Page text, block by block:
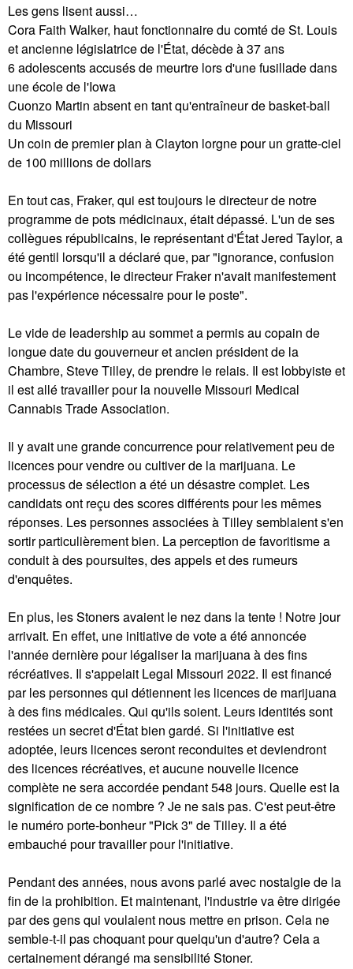
Les gens lisent aussi…
Cora Faith Walker, haut fonctionnaire du comté de St. Louis
et ancienne législatrice de l'État, décède à 37 ans
6 adolescents accusés de meurtre lors d'une fusillade dans
une école de l'Iowa
Cuonzo Martin absent en tant qu'entraîneur de basket-ball
du Missouri
Un coin de premier plan à Clayton lorgne pour un gratte-ciel
de 100 millions de dollars
En tout cas, Fraker, qui est toujours le directeur de notre
programme de pots médicinaux, était dépassé. L'un de ses
collègues républicains, le représentant d'État Jered Taylor, a
été gentil lorsqu'il a déclaré que, par "ignorance, confusion
ou incompétence, le directeur Fraker n'avait manifestement
pas l'expérience nécessaire pour le poste".
Le vide de leadership au sommet a permis au copain de
longue date du gouverneur et ancien président de la
Chambre, Steve Tilley, de prendre le relais. Il est lobbyiste et
il est allé travailler pour la nouvelle Missouri Medical
Cannabis Trade Association.
Il y avait une grande concurrence pour relativement peu de
licences pour vendre ou cultiver de la marijuana. Le
processus de sélection a été un désastre complet. Les
candidats ont reçu des scores différents pour les mêmes
réponses. Les personnes associées à Tilley semblaient s'en
sortir particulièrement bien. La perception de favoritisme a
conduit à des poursuites, des appels et des rumeurs
d'enquêtes.
En plus, les Stoners avaient le nez dans la tente ! Notre jour
arrivait. En effet, une initiative de vote a été annoncée
l'année dernière pour légaliser la marijuana à des fins
récréatives. Il s'appelait Legal Missouri 2022. Il est financé
par les personnes qui détiennent les licences de marijuana
à des fins médicales. Qui qu'ils soient. Leurs identités sont
restées un secret d'État bien gardé. Si l'initiative est
adoptée, leurs licences seront reconduites et deviendront
des licences récréatives, et aucune nouvelle licence
complète ne sera accordée pendant 548 jours. Quelle est la
signification de ce nombre ? Je ne sais pas. C'est peut-être
le numéro porte-bonheur "Pick 3" de Tilley. Il a été
embauché pour travailler pour l'initiative.
Pendant des années, nous avons parlé avec nostalgie de la
fin de la prohibition. Et maintenant, l'industrie va être dirigée
par des gens qui voulaient nous mettre en prison. Cela ne
semble-t-il pas choquant pour quelqu'un d'autre? Cela a
certainement dérangé ma sensibilité Stoner.